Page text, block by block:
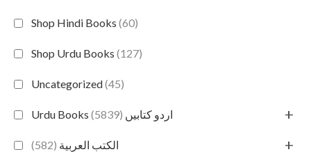
Shop Hindi Books (60)
Shop Urdu Books (127)
Uncategorized(45)
Urdu Books اردو کتابیں (5839) +
الكتب العربية (582) +